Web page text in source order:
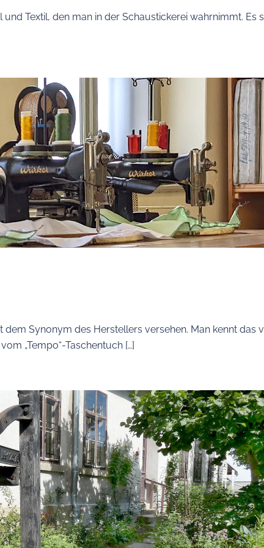
Textil, den man in der Schaustickerei wahrnimmt. Es
Synonym des Herstellers versehen. Man kennt das
„Tempo“-Taschentuch […]